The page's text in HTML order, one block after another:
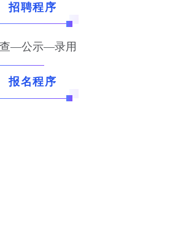
招聘程序
—公示—录用
报名程序